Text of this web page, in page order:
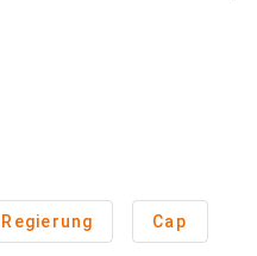
Regierung Cap